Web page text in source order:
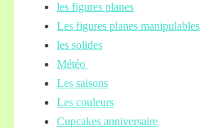
les figures planes
Les figures planes manipulables
les solides
Météo
Les saisons
Les couleurs
Cupcakes anniversaire